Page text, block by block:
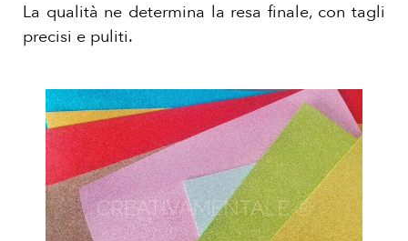
La qualità ne determina la resa finale, con tagli
precisi e puliti.